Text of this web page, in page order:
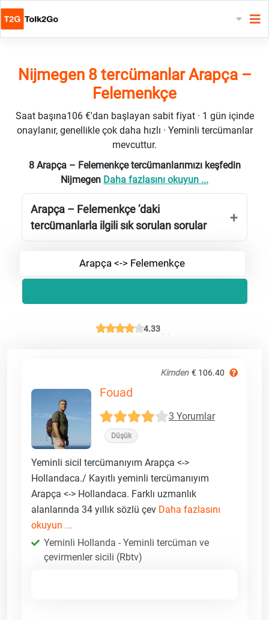
Nijmegen 8 tercümanlar Arapça –
Felemenkçe
Saat başına106 €'dan başlayan sabit fiyat · 1 gün içinde
onaylanır, genellikle çok daha hızlı · Yeminli tercümanlar
mevcuttur.
8 Arapça – Felemenkçe tercümanlarımızı keşfedin
Nijmegen Daha fazlasını okuyun ...
Arapça – Felemenkçe ’daki
tercümanlarla ilgili sık sorulan sorular
Arapça <-> Felemenkçe
4.33
Kimden € 106.40
Fouad
3 Yorumlar
Düşük
Yeminli sicil tercümanıyım Arapça <->
Hollandaca./ Kayıtlı yeminli tercümanıyım
Arapça <-> Hollandaca. Farklı uzmanlık
alanlarında 34 yıllık sözlü çev Daha fazlasını
okuyun ...
Yeminli Hollanda - Yeminli tercüman ve
çevirmenler sicili (Rbtv)